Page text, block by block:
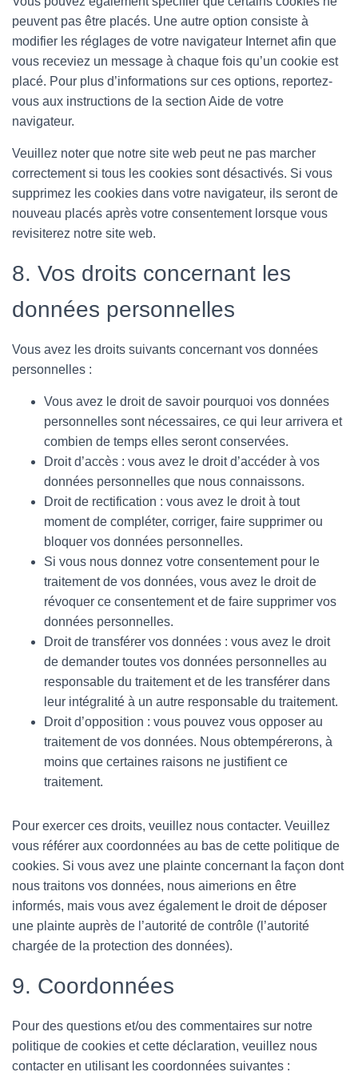
peuvent pas être placés. Une autre option consiste à
modifier les réglages de votre navigateur Internet afin que
vous receviez un message à chaque fois qu’un cookie est
placé. Pour plus d’informations sur ces options, reportez-
vous aux instructions de la section Aide de votre
navigateur.
Veuillez noter que notre site web peut ne pas marcher
correctement si tous les cookies sont désactivés. Si vous
supprimez les cookies dans votre navigateur, ils seront de
nouveau placés après votre consentement lorsque vous
revisiterez notre site web.
8. Vos droits concernant les
données personnelles
Vous avez les droits suivants concernant vos données
personnelles :
Vous avez le droit de savoir pourquoi vos données
personnelles sont nécessaires, ce qui leur arrivera et
combien de temps elles seront conservées.
Droit d’accès : vous avez le droit d’accéder à vos
données personnelles que nous connaissons.
Droit de rectification : vous avez le droit à tout
moment de compléter, corriger, faire supprimer ou
bloquer vos données personnelles.
Si vous nous donnez votre consentement pour le
traitement de vos données, vous avez le droit de
révoquer ce consentement et de faire supprimer vos
données personnelles.
Droit de transférer vos données : vous avez le droit
de demander toutes vos données personnelles au
responsable du traitement et de les transférer dans
leur intégralité à un autre responsable du traitement.
Droit d’opposition : vous pouvez vous opposer au
traitement de vos données. Nous obtempérerons, à
moins que certaines raisons ne justifient ce
traitement.
Pour exercer ces droits, veuillez nous contacter. Veuillez
vous référer aux coordonnées au bas de cette politique de
cookies. Si vous avez une plainte concernant la façon dont
nous traitons vos données, nous aimerions en être
informés, mais vous avez également le droit de déposer
une plainte auprès de l’autorité de contrôle (l’autorité
chargée de la protection des données).
9. Coordonnées
Pour des questions et/ou des commentaires sur notre
politique de cookies et cette déclaration, veuillez nous
contacter en utilisant les coordonnées suivantes :